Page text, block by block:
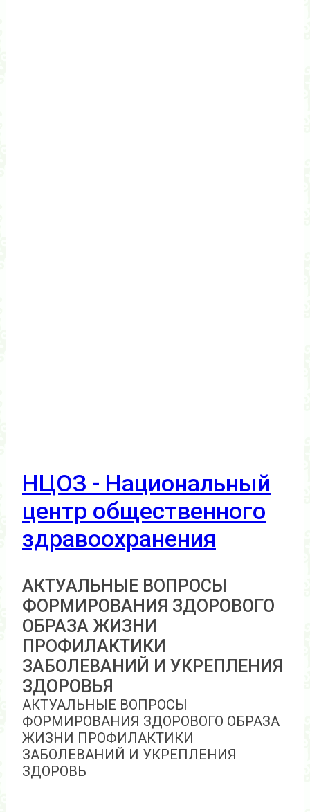
НЦОЗ - Национальный
центр общественного
здравоохранения
АКТУАЛЬНЫЕ ВОПРОСЫ
ФОРМИРОВАНИЯ ЗДОРОВОГО
ОБРАЗА ЖИЗНИ
ПРОФИЛАКТИКИ
ЗАБОЛЕВАНИЙ И УКРЕПЛЕНИЯ
ЗДОРОВЬЯ
АКТУАЛЬНЫЕ ВОПРОСЫ
ФОРМИРОВАНИЯ ЗДОРОВОГО ОБРАЗА
ЖИЗНИ ПРОФИЛАКТИКИ
ЗАБОЛЕВАНИЙ И УКРЕПЛЕНИЯ
ЗДОРОВЬ